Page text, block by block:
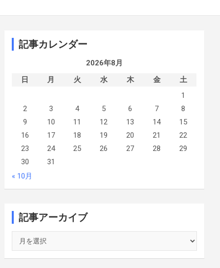
記事カレンダー
2026年8月
日
月 火 水 木 金
土
1
2
3 4 5 6 7
8
9
10 11 12 13 14
15
16
17 18 19 20 21
22
23
24 25 26 27 28
29
30
31
« 10月
記事アーカイブ
ア